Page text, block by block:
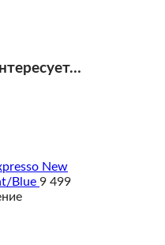
New
Blue 9 499